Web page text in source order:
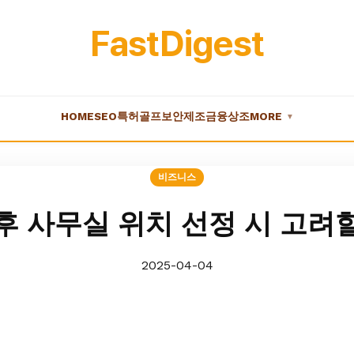
FastDigest
HOMESEO특허 골프보안제조금융상조MORE ▼
비즈니스
사무실 위치 선정 시 고려
2025-04-04